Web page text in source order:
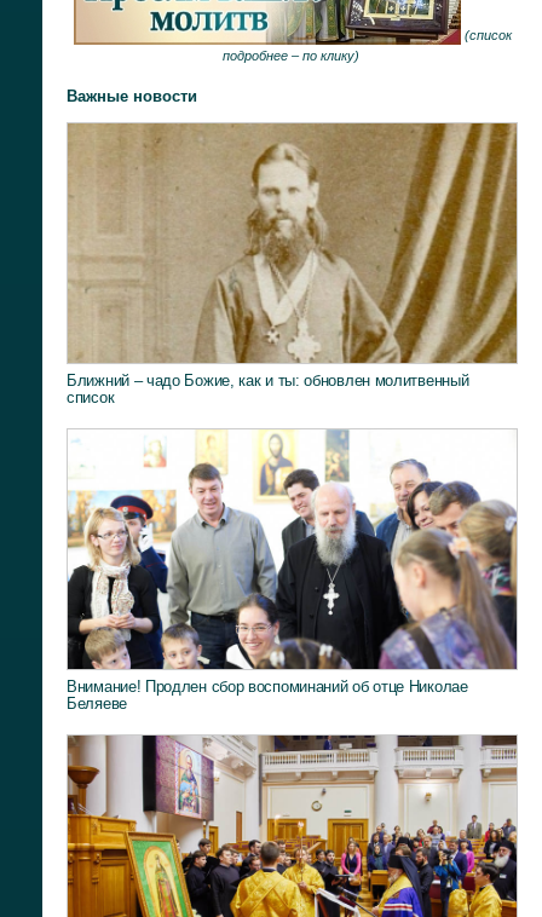
(список
подробнее – по клику)
Важные новости
Ближний – чадо Божие, как и ты: обновлен молитвенный
список
Внимание! Продлен сбор воспоминаний об отце Николае
Беляеве